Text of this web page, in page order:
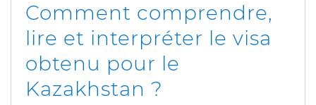
Comment comprendre,
lire et interpréter le visa
obtenu pour le
Kazakhstan ?